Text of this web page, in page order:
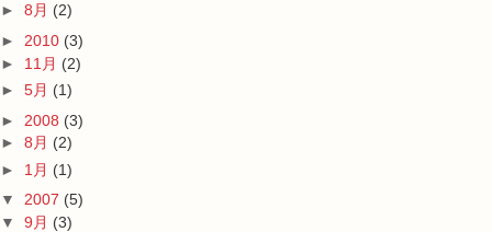
► 8月 (2)
► 2010 (3)
► 11月 (2)
► 5月 (1)
► 2008 (3)
► 8月 (2)
► 1月 (1)
▼ 2007 (5)
▼ 9月 (3)